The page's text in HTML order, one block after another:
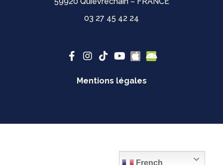
03 27 45 42 24
Mentions légales
French